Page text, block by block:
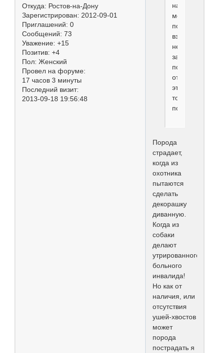
Откуда: Ростов-на-Дону
Зарегистрирован: 2012-09-01
Приглашений: 0
Сообщений: 73
Уважение: +15
Позитив: +4
Пол: Женский
Провел на форуме:
17 часов 3 минуты
Последний визит:
2013-09-18 19:56:48
на
мой,
подчеркну,
взгляд,
нельзя
запрещать,
порода
от
этого
только
пострадает.
Порода
страдает,
когда из
охотника
пытаются
сделать
декорашку
диванную.
Когда из
собаки
делают
утрированного
больного
инвалида!
Но как от
наличия, или
отсутствия
ушей-хвостов
может
порода
пострадать я